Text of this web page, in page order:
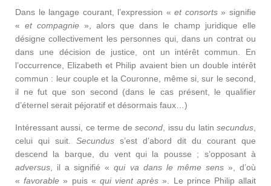
Dans le langage courant, l’expression «et consorts» signifie
« et compagnie », alors que dans le champ juridique elle
désigne collectivement les personnes qui, dans un contrat ou
dans une décision de justice, ont un intérêt commun. En
l’occurrence, Elizabeth et Philip avaient bien un double intérêt
commun : leur couple et la Couronne, même si, sur le second,
il ne fut que son second (dans le cas présent, le qualifier
d’éternel serait péjoratif et désormais faux…)
Intéressant aussi, ce terme desecond , issu du latinsecundus
celui qui suit. Secundus s’est d’abord dit du courant que
descend la barque, du vent qui la pousse ; s’opposant à
adversus , il a signifié «qui va dans le même sens», d’où
«favorable » puis « qui vient après ». Le prince Philip allait